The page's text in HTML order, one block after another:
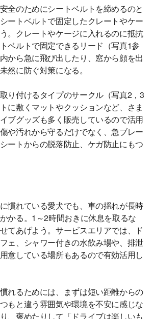
全のためにシートベルトを締めるのと
ートベルトで固定したクレートやケー
。クレートやケージに入れるのに抵抗
ベルトで固定できるリード（写真1参
から急に飛び出したり、窓から顔を出
然に防ぐ対策になる。
り付けるタイプのサークル（写真2，3
に敷くマットやクッションなど、さま
ブグッズも多く販売しているので活用
や汚れから守るだけでなく、急ブレー
ートからの脱落防止、ケガ防止にもつ
慣れている愛犬でも、車の揺れが長時
かる。1～2時間おきに休息を取るな
てあげよう。サービスエリアでは、ド
ェ、シャワー付きの水飲み場や、排泄
意している場所もあるので有効活用し
れるためには、まずは短い距離からの
もと違う雰囲気や環境を不安に感じな
、褒めたりして「ドライブは楽しいも